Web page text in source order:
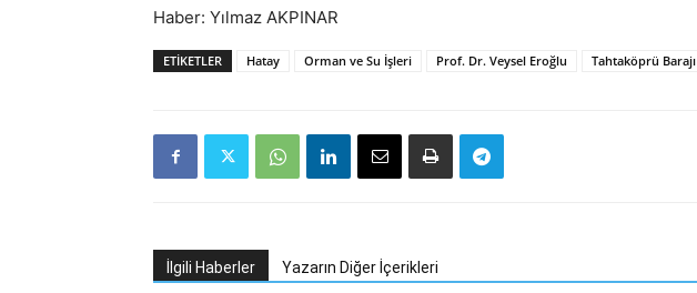
Haber: Yılmaz AKPINAR
ETIKETLER Hatay Orman ve Su İşleri Prof. Dr. Veysel Eroğlu Tahtaköprü Barajı
İlgili Haberler Yazarın Diğer İçerikleri